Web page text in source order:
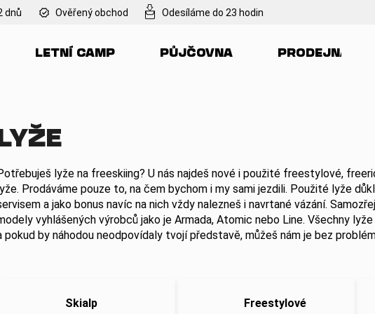
dnů Ověřený obchod Odesíláme do 23 hodin
LETNÍ CAMP PŮJČOVNA PRODEJNA
lyže na freeskiing? U nás najdeš nové i použité freestylové,
Prodáváme pouze to, na čem bychom i my sami jezdili. Použité lyže
a jako bonus navíc na nich vždy nalezneš i navrtané vázání.
vyhlášených výrobců jako je Armada, Atomic nebo Line. Všechny
pokud by náhodou neodpovídaly tvojí představě, můžeš nám je bez
Skialp Freestylové
Doporučujeme